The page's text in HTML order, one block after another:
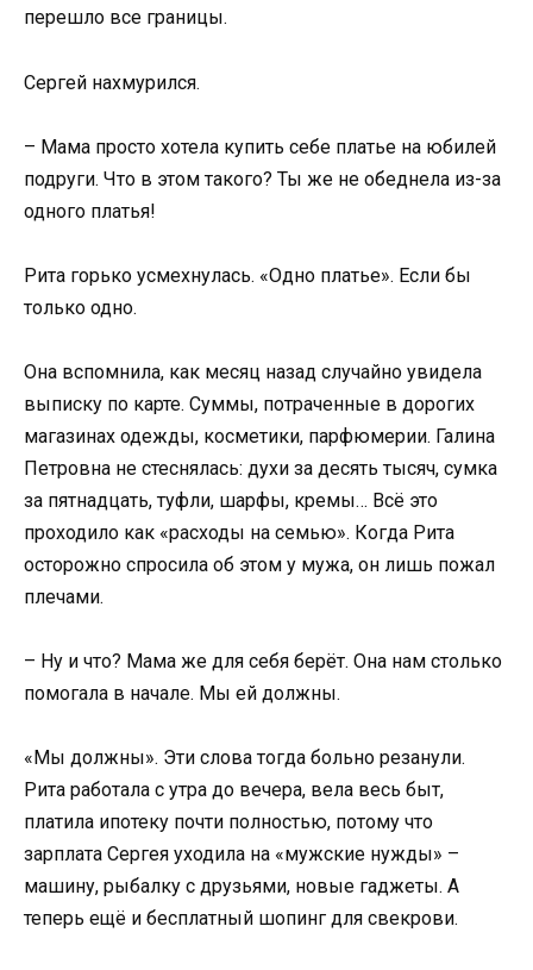
перешло все границы.
Сергей нахмурился.
– Мама просто хотела купить себе платье на юбилей
подруги. Что в этом такого? Ты же не обеднела из-за
одного платья!
Рита горько усмехнулась. «Одно платье». Если бы
только одно.
Она вспомнила, как месяц назад случайно увидела
выписку по карте. Суммы, потраченные в дорогих
магазинах одежды, косметики, парфюмерии. Галина
Петровна не стеснялась: духи за десять тысяч, сумка
за пятнадцать, туфли, шарфы, кремы… Всё это
проходило как «расходы на семью». Когда Рита
осторожно спросила об этом у мужа, он лишь пожал
плечами.
– Ну и что? Мама же для себя берёт. Она нам столько
помогала в начале. Мы ей должны.
«Мы должны». Эти слова тогда больно резанули.
Рита работала с утра до вечера, вела весь быт,
платила ипотеку почти полностью, потому что
зарплата Сергея уходила на «мужские нужды» –
машину, рыбалку с друзьями, новые гаджеты. А
теперь ещё и бесплатный шопинг для свекрови.